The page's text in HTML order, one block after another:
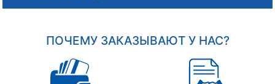
ПОЧЕМУ ЗАКАЗЫВАЮТ У НАС?